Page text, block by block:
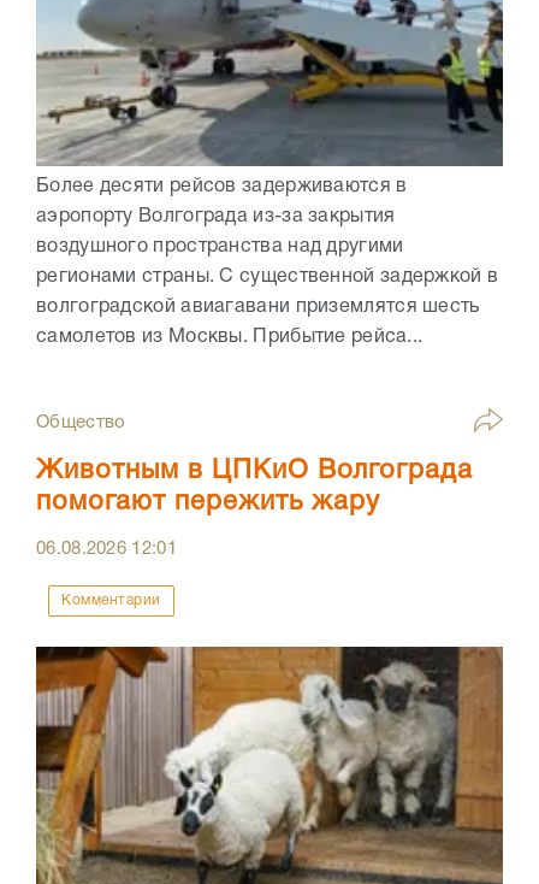
Более десяти рейсов задерживаются в
аэропорту Волгограда из-за закрытия
воздушного пространства над другими
регионами страны. С существенной задержкой в
волгоградской авиагавани приземлятся шесть
самолетов из Москвы. Прибытие рейса...
Общество
Животным в ЦПКиО Волгограда
помогают пережить жару
06.08.2026 12:01
Комментарии